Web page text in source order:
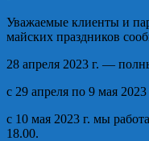
Уважаемые клиенты и
майских праздников
28 апреля 2023 г. —
с 29 апреля по 9 мая
с 10 мая 2023 г. мы
18.00.